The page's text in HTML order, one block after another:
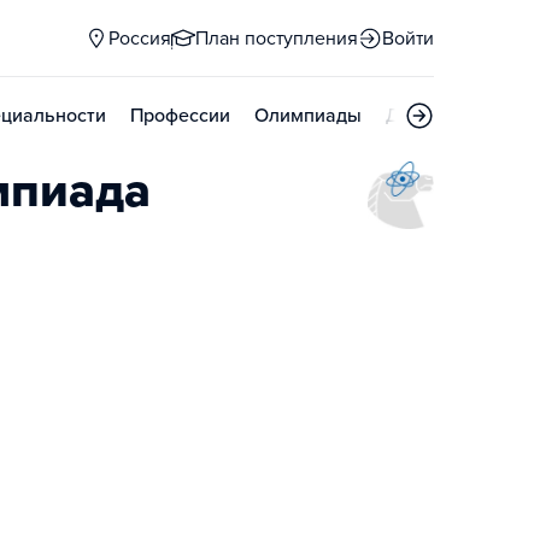
Россия План поступления Войти
Профессии Олимпиады Дни открытых